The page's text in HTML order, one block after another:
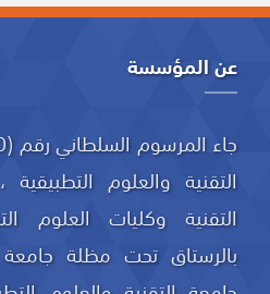
عن المؤسسة
التقنية والعلوم
التقنية وكليات العلوم
بالرستاق تحت مظلة